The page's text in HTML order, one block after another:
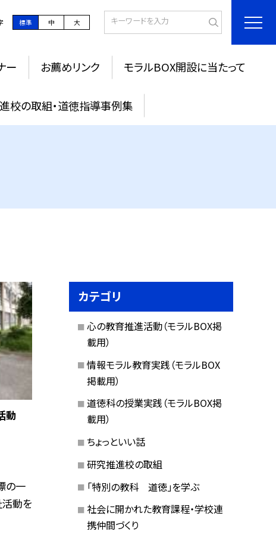
標準 中 大
ー お薦めリンク モラルBOX開設に当たって
校の取組・道徳指導事例集
動
の一
活動を
カテゴリ
心の教育推進活動（モラルBOX掲
載用）
情報モラル教育実践（モラルBOX
掲載用）
道徳科の授業実践（モラルBOX掲
載用）
ちょっといい話
研究推進校の取組
「特別の教科 道徳」を学ぶ
社会に開かれた教育課程・学校連
携仲間づくり